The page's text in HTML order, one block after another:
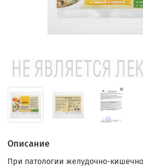
Описание
При патологии желудочно-